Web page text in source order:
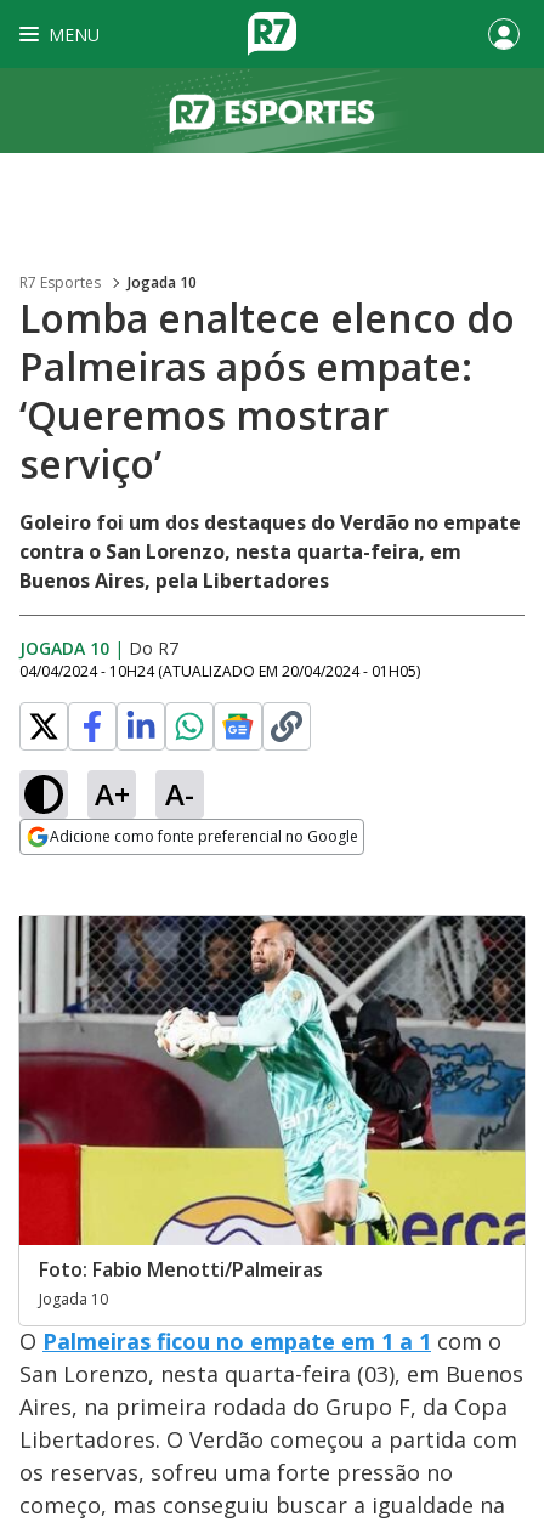
MENU
R7 Esportes Jogada 10
Lomba enaltece elenco do
Palmeiras após empate:
‘Queremos mostrar
serviço’
Goleiro foi um dos destaques do Verdão no empate
contra o San Lorenzo, nesta quarta-feira, em
Buenos Aires, pela Libertadores
JOGADA 10 | Do R7
04/04/2024 - 10H24 (ATUALIZADO EM 20/04/2024 - 01H05)
A+ A-
Adicione como fonte preferencial no Google
Foto: Fabio Menotti/Palmeiras
Jogada 10
O Palmeiras ficou no empate em 1 a 1 com o
San Lorenzo, nesta quarta-feira (03), em Buenos
Aires, na primeira rodada do Grupo F, da Copa
Libertadores. O Verdão começou a partida com
os reservas, sofreu uma forte pressão no
começo, mas conseguiu buscar a igualdade na